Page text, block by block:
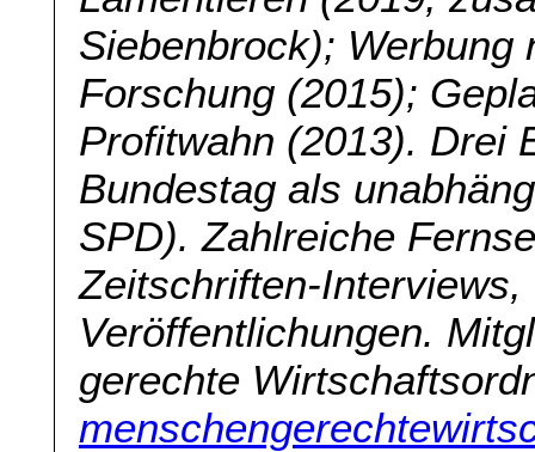
Siebenbrock); Werbung
Forschung (2015);
Profitwahn (2013). Drei
Bundestag als
SPD). Zahlreiche
Zeitschriften-
Veröffentlichungen.
gerechte